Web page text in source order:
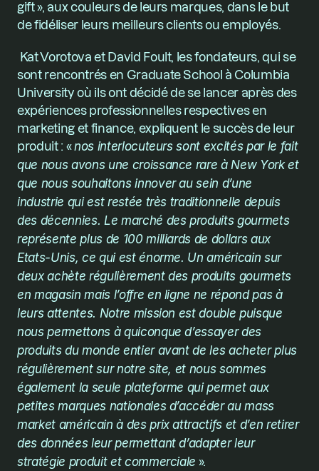
gift », aux couleurs de leurs marques, dans le but
de fidéliser leurs meilleurs clients ou employés.
sont rencontrés en Graduate School à Columbia
University où ils ont décidé de se lancer après des
expériences professionnelles respectives en
marketing et finance, expliquent le succès de leur
produit : « nos interlocuteurs sont excités par le fait
que nous avons une croissance rare à New York et
que nous souhaitons innover au sein d’une
industrie qui est restée très traditionnelle depuis
des décennies. Le marché des produits gourmets
représente plus de 100 milliards de dollars aux
Etats-Unis, ce qui est énorme. Un américain sur
deux achète régulièrement des produits gourmets
en magasin mais l’offre en ligne ne répond pas à
leurs attentes. Notre mission est double puisque
nous permettons à quiconque d’essayer des
produits du monde entier avant de les acheter plus
régulièrement sur notre site, et nous sommes
également la seule plateforme qui permet aux
petites marques nationales d’accéder au mass
market américain à des prix attractifs et d’en retirer
des données leur permettant d’adapter leur
stratégie produit et commerciale ».